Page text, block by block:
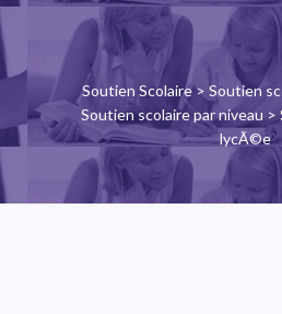
Soutien Scolaire> Soutien
Soutien scolaire par niveau >
lycÃ©e